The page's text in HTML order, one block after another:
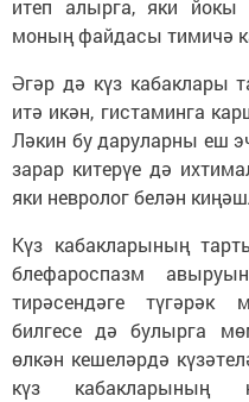
итеп алырга, яки йокы
моның файдасы тимичә
Әгәр дә күз кабаклары
итә икән, гистаминга
Ләкин бу даруларны еш
зарар китерүе дә
яки невролог белән
Күз кабакларының
блефароспазм
тирәсендәге түгәрәк
билгесе дә булырга
өлкән кешеләрдә
күз кабакларының